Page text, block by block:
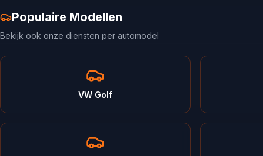
Populaire Modellen
Bekijk ook onze diensten per automodel
VW Golf